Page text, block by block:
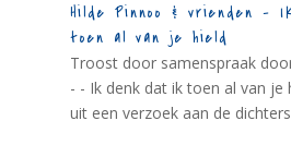
Hilde Pinnoo & vrienden –
toen al van je hield
Troost door samenspraak
- - Ik denk dat ik toen al van je
uit een verzoek aan de dichters